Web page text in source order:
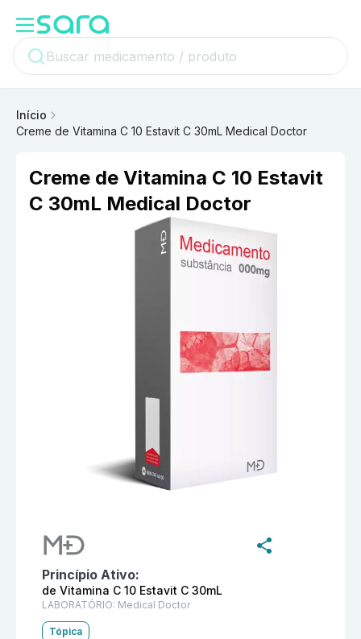
Início
Creme de Vitamina C 10 Estavit C 30mL Medical Doctor
Creme de Vitamina C 10 Estavit
C 30mL Medical Doctor
Princípio Ativo:
de Vitamina C 10 Estavit C 30mL
LABORATÓRIO: Medical Doctor
Tópica